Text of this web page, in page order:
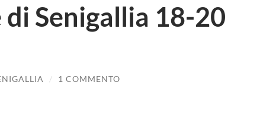
Senigallia 18-20
/ 1 COMMENTO